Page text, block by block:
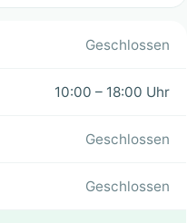
Geschlossen
10:00 – 18:00 Uhr
Geschlossen
Geschlossen